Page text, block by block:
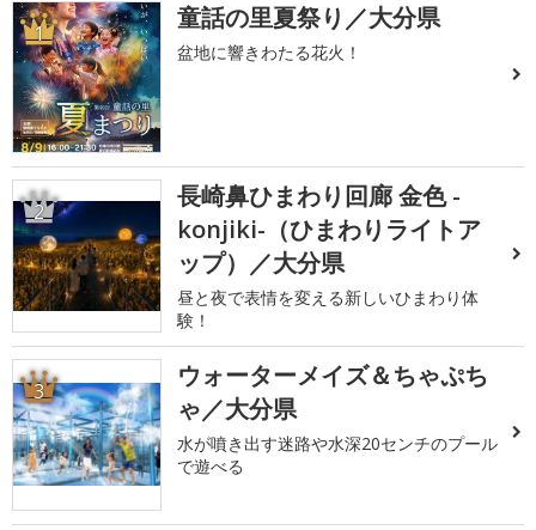
1 童話の里夏祭り／大分県
盆地に響きわたる花火！
2
長崎鼻ひまわり回廊 金色 -
konjiki-（ひまわりライトア
ップ）／大分県
昼と夜で表情を変える新しいひまわり体
験！
3
ウォーターメイズ＆ちゃぷち
ゃ／大分県
水が噴き出す迷路や水深20センチのプール
で遊べる